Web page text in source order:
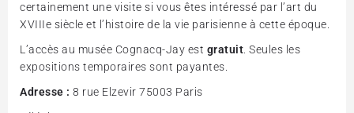
certainement une visite si vous êtes intéressé par l’art du
XVIIIe siècle et l’histoire de la vie parisienne à cette époque.
L’accès au musée Cognacq-Jay est gratuit . Seules les
expositions temporaires sont payantes.
Adresse : 8 rue Elzevir 75003 Paris